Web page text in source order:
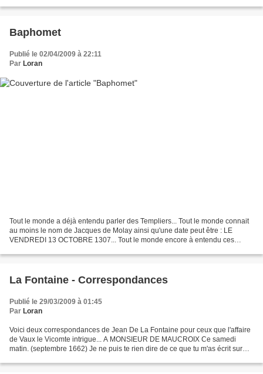
Baphomet
Publié le 02/04/2009 à 22:11
Par Loran
Tout le monde a déjà entendu parler des Templiers... Tout le monde connait
au moins le nom de Jacques de Molay ainsi qu'une date peut être : LE
VENDREDI 13 OCTOBRE 1307... Tout le monde encore à entendu ces
La Fontaine - Correspondances
Publié le 29/03/2009 à 01:45
Par Loran
Voici deux correspondances de Jean De La Fontaine pour ceux que l'affaire
de Vaux le Vicomte intrigue... A MONSIEUR DE MAUCROIX Ce samedi
matin. (septembre 1662) Je ne puis te rien dire de ce que tu m'as écrit sur